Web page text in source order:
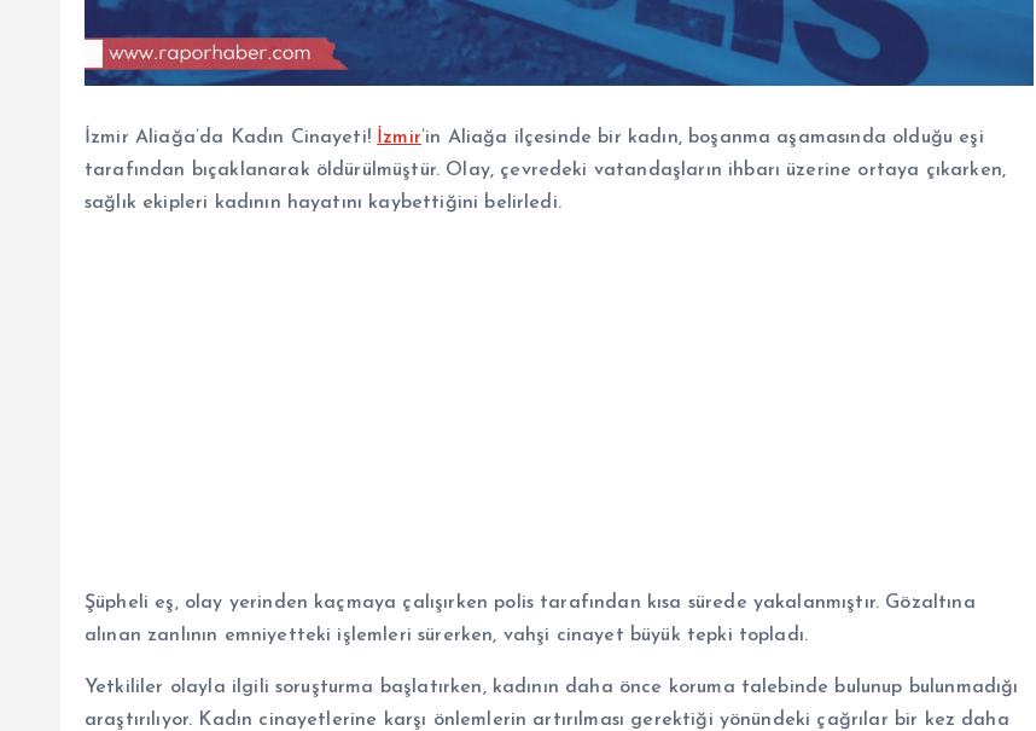
İzmir Aliağa’da Kadın Cinayeti! İzmir’in Aliağa ilçesinde bir kadın, boşanma aşamasında olduğu eşi
tarafından bıçaklanarak öldürülmüştür. Olay, çevredeki vatandaşların ihbarı üzerine ortaya çıkarken,
sağlık ekipleri kadının hayatını kaybettiğini belirledi.
Şüpheli eş, olay yerinden kaçmaya çalışırken polis tarafından kısa sürede yakalanmıştır. Gözaltına
alınan zanlının emniyetteki işlemleri sürerken, vahşi cinayet büyük tepki topladı.
Yetkililer olayla ilgili soruşturma başlatırken, kadının daha önce koruma talebinde bulunup bulunmadığı
araştırılıyor. Kadın cinayetlerine karşı önlemlerin artırılması gerektiği yönündeki çağrılar bir kez daha